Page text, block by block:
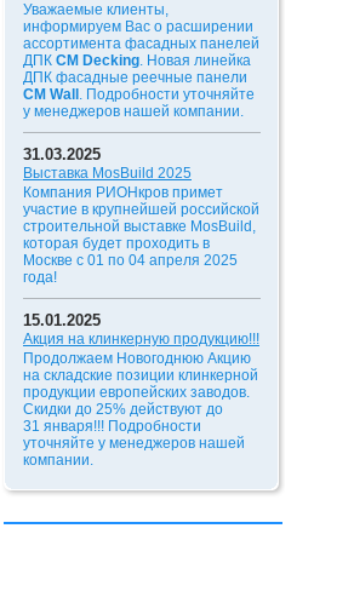
Уважаемые клиенты,
информируем Вас о расширении
ассортимента фасадных панелей
ДПК CM Decking. Новая линейка
ДПК фасадные реечные панели
CM Wall . Подробности уточняйте
у менеджеров нашей компании.
31.03.2025
Выставка MosBuild 2025
Компания РИОНкров примет
участие в крупнейшей российской
строительной выставке MosBuild,
которая будет проходить в
Москве с 01 по 04 апреля 2025
года!
15.01.2025
Акция на клинкерную продукцию!!!
Продолжаем Новогоднюю Акцию
на складские позиции клинкерной
продукции европейских заводов.
Скидки до 25% действуют до
31 января!!! Подробности
уточняйте у менеджеров нашей
компании.